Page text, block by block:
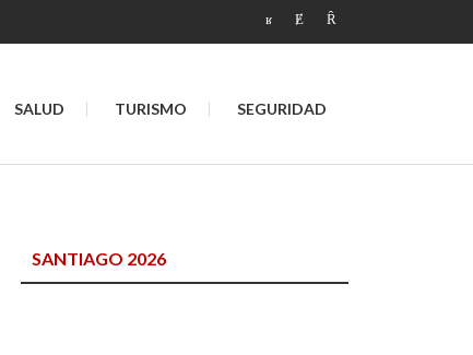
SALUD TURISMO SEGURIDAD
SANTIAGO 2026